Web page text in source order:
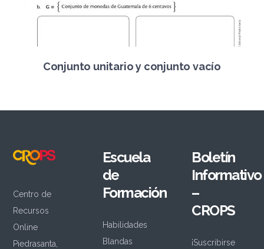
Conjunto unitario y conjunto vacío
Centro de
Recursos
Online
Piedrasanta,
Escuela
de
Formación
Habilidades
Blandas
Boletín
Informativo
–
CROPS
¡Suscribirse